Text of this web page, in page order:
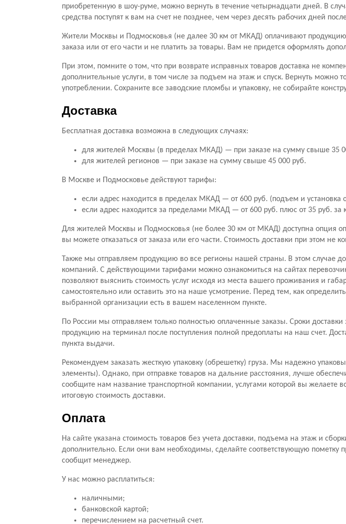
приобретенную в шоу-руме, можно вернуть в течение четырнадцати дней. В
средства поступят к вам на счет не позднее, чем через десять рабочих дней
Жители Москвы и Подмосковья (не далее 30 км от МКАД) оплачивают продукцию
заказа или от его части и не платить за товары. Вам не придется оформлять
При этом, помните о том, что при возврате исправных товаров доставка не
дополнительные услуги, в том числе за подъем на этаж и спуск. Вернуть можно
употреблении. Сохраните все заводские пломбы и упаковку, не собирайте
Доставка
Бесплатная доставка возможна в следующих случаях:
для жителей Москвы (в пределах МКАД) — при заказе на сумму свыше 35
для жителей регионов — при заказе на сумму свыше 45 000 руб.
В Москве и Подмосковье действуют тарифы:
если адрес находится в пределах МКАД — от 600 руб. (подъем и установка
если адрес находится за пределами МКАД — от 600 руб. плюс от 35 руб. за
Для жителей Москвы и Подмосковья (не более 30 км от МКАД) доступна опция
вы можете отказаться от заказа или его части. Стоимость доставки при этом не
Также мы отправляем продукцию во все регионы нашей страны. В этом случае
компаний. С действующими тарифами можно ознакомиться на сайтах
позволяют выяснить стоимость услуг исходя из места вашего проживания и
самостоятельно или оставить это на наше усмотрение. Перед тем, как
выбранной организации есть в вашем населенном пункте.
По России мы отправляем только полностью оплаченные заказы. Сроки
продукцию на терминал после поступления полной предоплаты на наш счет.
пункта выдачи.
Рекомендуем заказать жесткую упаковку (обрешетку) груза. Мы надежно
элементы). Однако, при отправке товаров на дальние расстояния, лучше
сообщите нам название транспортной компании, услугами которой вы желаете
итоговую стоимость доставки.
Оплата
На сайте указана стоимость товаров без учета доставки, подъема на этаж и
дополнительно. Если они вам необходимы, сделайте соответствующую пометку
сообщит менеджер.
У нас можно расплатиться:
наличными;
банковской картой;
перечислением на расчетный счет.